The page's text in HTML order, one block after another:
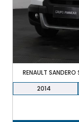
RENAULT
2014